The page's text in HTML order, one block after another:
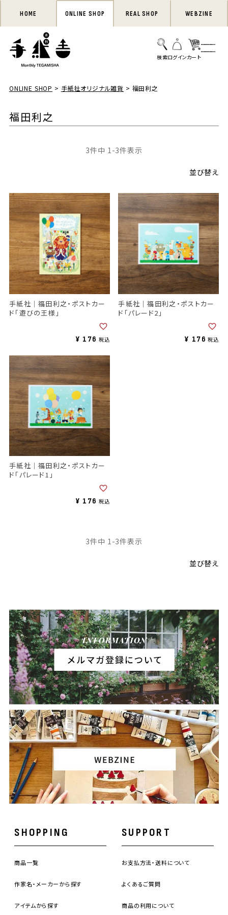
HOME ONLINE SHOP REAL SHOP WEBZINE
ONLINE SHOP 手紙社オリジナル雑貨 福田利之
福田利之
並び替え
3件中 1 -3件表示
手紙社｜福田利之・ポストカー
ド「遊びの王様」
¥ 176 税込
手紙社｜福田利之・ポストカー
ド「パレード2」
¥ 176 税込
手紙社｜福田利之・ポストカー
ド「パレード1」
¥ 176 税込
並び替え
3件中 1-3件表示
SHOPPING
商品一覧
作家名・メーカーから探す
アイテムから探す
SUPPORT
お支払方法・送料について
よくあるご質問
商品の利用について